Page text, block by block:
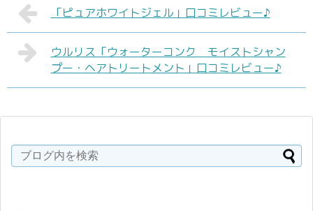
「ピュアホワイトジェル」口コミレビュー♪
ウルリス「ウォーターコンク モイストシャン
プー・ヘアトリートメント」口コミレビュー♪